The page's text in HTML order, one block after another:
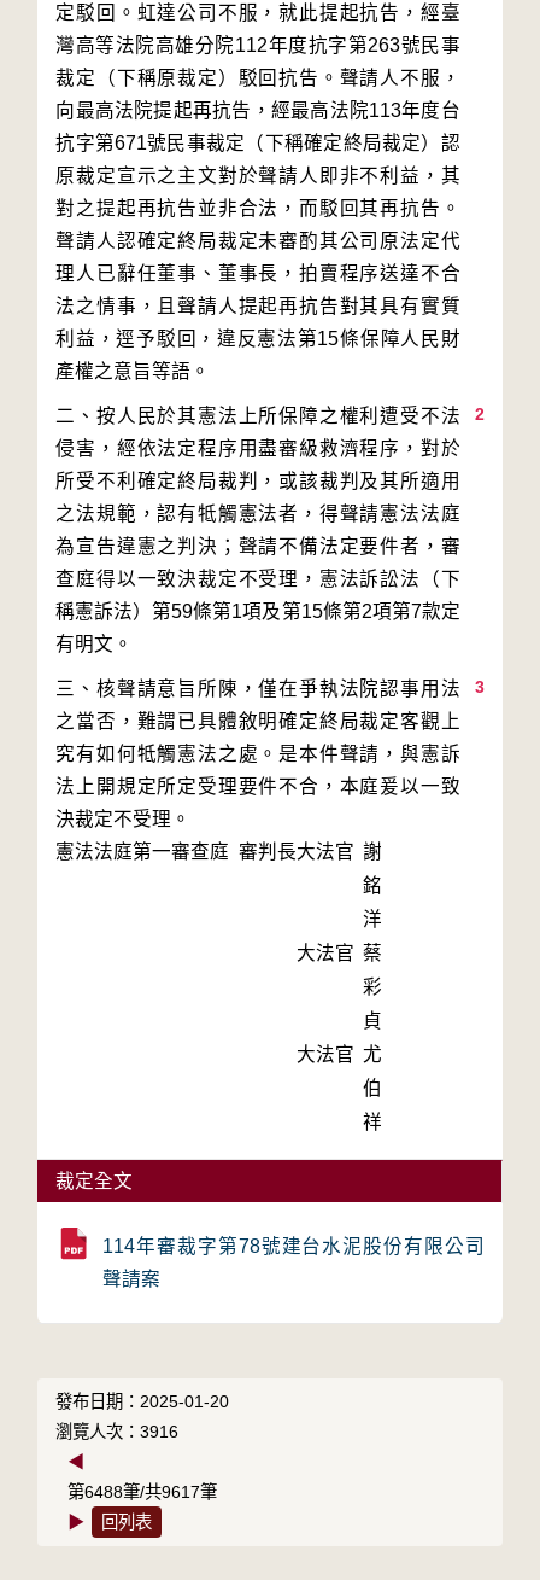
定駁回。虹達公司不服，就此提起抗告，經臺
灣高等法院高雄分院112年度抗字第263號民事
裁定（下稱原裁定）駁回抗告。聲請人不服，
向最高法院提起再抗告，經最高法院113年度台
抗字第671號民事裁定（下稱確定終局裁定）認
原裁定宣示之主文對於聲請人即非不利益，其
對之提起再抗告並非合法，而駁回其再抗告。
聲請人認確定終局裁定未審酌其公司原法定代
理人已辭任董事、董事長，拍賣程序送達不合
法之情事，且聲請人提起再抗告對其具有實質
利益，逕予駁回，違反憲法第15條保障人民財
2
二、按人民於其憲法上所保障之權利遭受不法
侵害，經依法定程序用盡審級救濟程序，對於
所受不利確定終局裁判，或該裁判及其所適用
之法規範，認有牴觸憲法者，得聲請憲法法庭
為宣告違憲之判決；聲請不備法定要件者，審
查庭得以一致決裁定不受理，憲法訴訟法（下
稱憲訴法）第59條第1項及第15條第2項第7款定
3
三、核聲請意旨所陳，僅在爭執法院認事用法
之當否，難謂已具體敘明確定終局裁定客觀上
究有如何牴觸憲法之處。是本件聲請，與憲訴
法上開規定所定受理要件不合，本庭爰以一致
決裁定不受理。
憲法法庭第一審查庭 審判長大法官 謝
銘
洋
大法官 蔡
彩
貞
大法官 尤
伯
祥
裁定全文
114年審裁字第78號建台水泥股份有限公司
聲請案
發布日期：2025-01-20
瀏覽人次：3916
◀
第6488筆/共9617筆
▶
回列表